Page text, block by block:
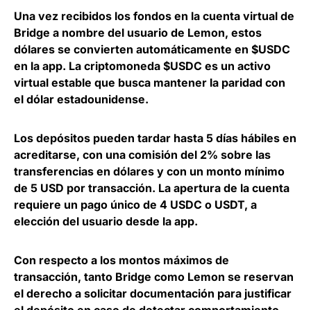
Una vez recibidos los fondos en la cuenta virtual de
Bridge a nombre del usuario de Lemon, estos
dólares se convierten automáticamente en $USDC
en la app. La criptomoneda $USDC es un activo
virtual estable que busca mantener la paridad con
el dólar estadounidense.
Los depósitos pueden tardar hasta 5 días hábiles en
acreditarse, con una comisión del 2% sobre las
transferencias en dólares y con un monto mínimo
de 5 USD por transacción. La apertura de la cuenta
requiere un pago único de 4 USDC o USDT, a
elección del usuario desde la app.
Con respecto a los montos máximos de
transacción, tanto Bridge como Lemon se reservan
el derecho a solicitar documentación para justificar